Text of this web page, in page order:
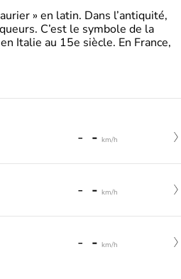
» en latin. Dans l’antiquité,
C’est le symbole de la
Italie au 15e siècle. En France,
- - km/h
- - km/h
- - km/h